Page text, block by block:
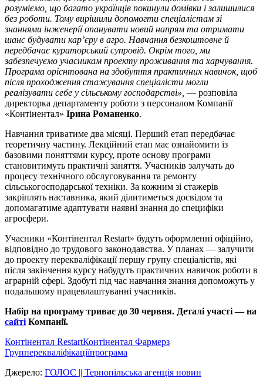
розуміємо, що багато українців покинули домівки і залишилися
без роботи. Тому вирішили допомогти спеціалістам зі
знаннями інженерії опанувати новий напрям та отримати
шанс будувати кар’єру в агро. Навчання безкоштовне й
передбачає кураторський супровід. Окрім того, ми
забезпечуємо учасникам проекту проживання та харчування.
Програма орієнтована на здобуття практичних навичок, щоб
після проходження стажування спеціалісти могли
реалізувати себе у сільському господарстві», — розповіла
директорка департаменту роботи з персоналом Компанії
«Контінентал» Ірина Романенко.
Навчання триватиме два місяці. Перший етап передбачає
теоретичну частину. Лекційний етап має ознайомити із
базовими поняттями курсу, проте основу програми
становитимуть практичні заняття. Учасників залучать до
процесу технічного обслуговування та ремонту
сільськогосподарської техніки. За кожним зі стажерів
закріплять наставника, який ділитиметься досвідом та
допомагатиме адаптувати наявні знання до специфіки
агросфери.
Учасники «Контінентал Restart» будуть оформленні офіційно,
відповідно до трудового законодавства. У планах — залучити
до проекту перекваліфікації першу групу спеціалістів, які
після закінчення курсу набудуть практичних навичок роботи в
аграрній сфері. Здобуті під час навчання знання допоможуть у
подальшому працевлаштуванні учасників.
Набір на програму триває до 30 червня. Деталі участі — на
сайті Компанії.
Контінентал RestartКонтінентал Фармерз
Групперекваліфікаціїпрограма
Джерело: ГОЛОС || Тернопільська агенція новин